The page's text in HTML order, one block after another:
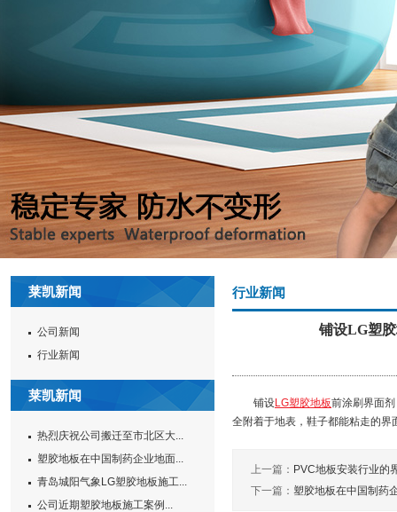
莱凯新闻
公司新闻
行业新闻
莱凯新闻
热烈庆祝公司搬迁至市北区大...
塑胶地板在中国制药企业地面...
青岛城阳气象LG塑胶地板施工...
公司近期塑胶地板施工案例...
行业新闻
铺设LG塑
铺设LG塑胶地板前涂刷界面
全附着于地表，鞋子都能粘走的界
上一篇： PVC地板安装行业的
下一篇： 塑胶地板在中国制药